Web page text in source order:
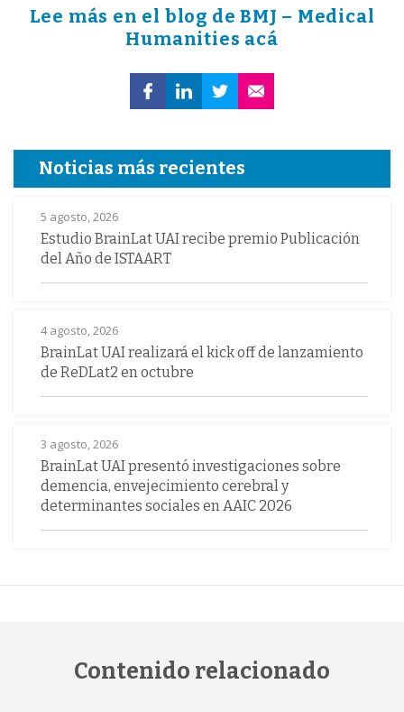
Lee más en el blog de BMJ – Medical
Humanities acá
Noticias más recientes
5 agosto, 2026
Estudio BrainLat UAI recibe premio Publicación
del Año de ISTAART
4 agosto, 2026
BrainLat UAI realizará el kick off de lanzamiento
de ReDLat2 en octubre
3 agosto, 2026
BrainLat UAI presentó investigaciones sobre
demencia, envejecimiento cerebral y
determinantes sociales en AAIC 2026
Contenido relacionado